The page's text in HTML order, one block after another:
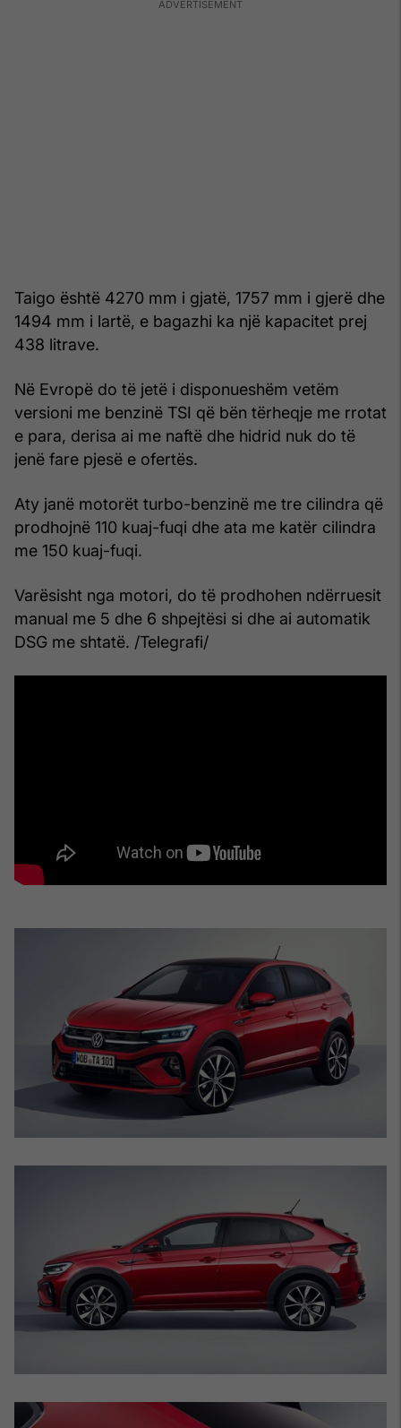
Taigo është 4270 mm i gjatë, 1757 mm i gjerë dhe
1494 mm i lartë, e bagazhi ka një kapacitet prej
438 litrave.
Në Evropë do të jetë i disponueshëm vetëm
versioni me benzinë TSI që bën tërheqje me rrotat
e para, derisa ai me naftë dhe hidrid nuk do të
jenë fare pjesë e ofertës.
Aty janë motorët turbo-benzinë me tre cilindra që
prodhojnë 110 kuaj-fuqi dhe ata me katër cilindra
me 150 kuaj-fuqi.
Varësisht nga motori, do të prodhohen ndërruesit
manual me 5 dhe 6 shpejtësi si dhe ai automatik
DSG me shtatë. /Telegrafi/